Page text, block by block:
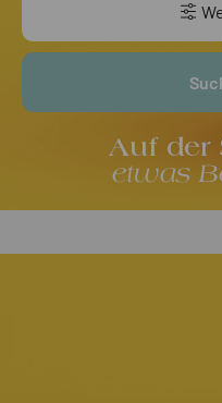
Auf der
etwas